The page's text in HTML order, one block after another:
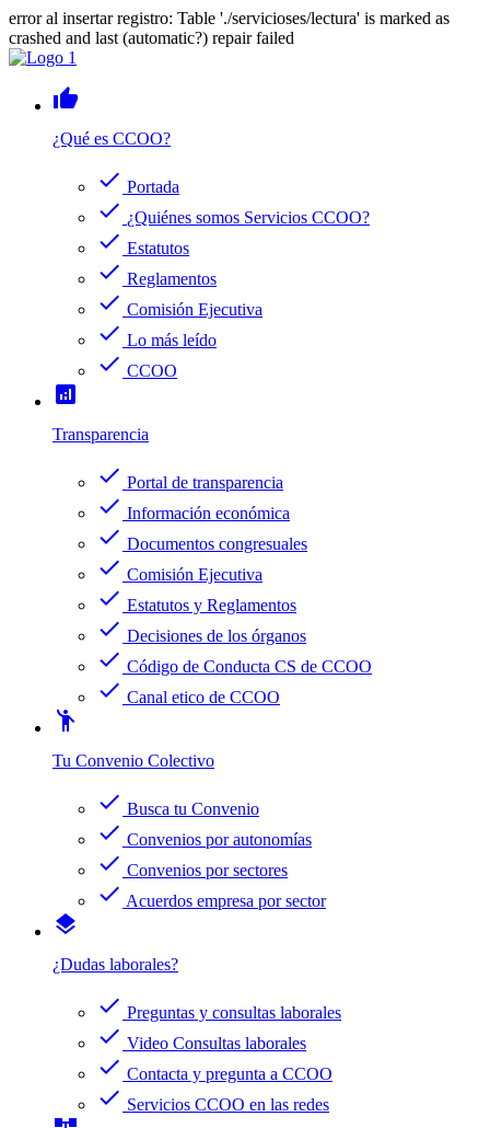
error al insertar registro: Table './servicioses/lectura' is marked as
crashed and last (automatic?) repair failed
thumb_up
¿Qué es CCOO?
check Portada
check ¿Quiénes somos Servicios CCOO?
check Estatutos
check Reglamentos
check Comisión Ejecutiva
check Lo más leído
check CCOO
analytics
Transparencia
check Portal de transparencia
check Información económica
check Documentos congresuales
check Comisión Ejecutiva
check Estatutos y Reglamentos
check Decisiones de los órganos
check Código de Conducta CS de CCOO
check Canal etico de CCOO
emoji_people
Tu Convenio Colectivo
check Busca tu Convenio
check Convenios por autonomías
check Convenios por sectores
check Acuerdos empresa por sector
layers
¿Dudas laborales?
check Preguntas y consultas laborales
check Video Consultas laborales
check Contacta y pregunta a CCOO
check Servicios CCOO en las redes